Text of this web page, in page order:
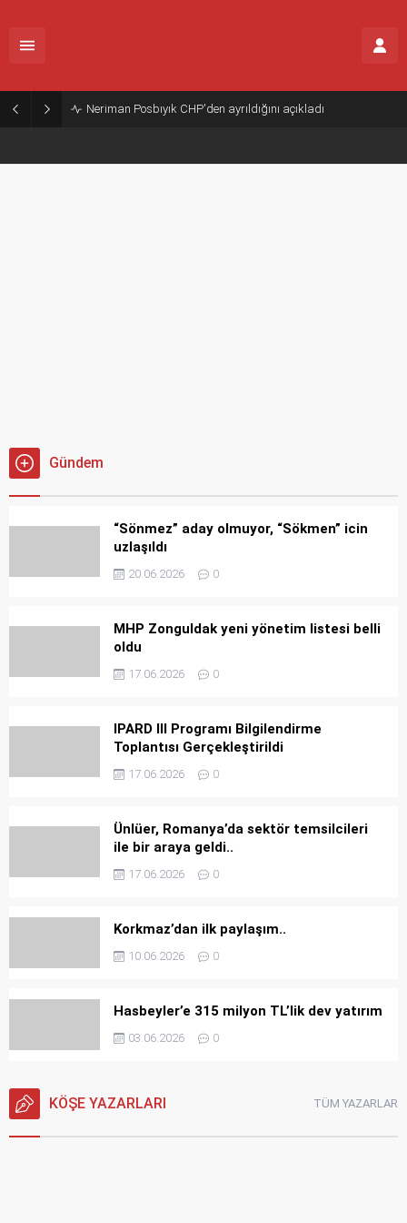
Neriman Posbıyık CHP'den ayrıldığını açıkladı
Gündem
“Sönmez” aday olmuyor, “Sökmen” icin
uzlaşıldı
20.06.2026 0
MHP Zonguldak yeni yönetim listesi belli
oldu
17.06.2026 0
IPARD III Programı Bilgilendirme
Toplantısı Gerçekleştirildi
17.06.2026 0
Ünlüer, Romanya’da sektör temsilcileri
ile bir araya geldi..
17.06.2026 0
Korkmaz’dan ilk paylaşım..
10.06.2026 0
Hasbeyler’e 315 milyon TL’lik dev yatırım
03.06.2026 0
KÖŞE YAZARLARI TÜM YAZARLAR